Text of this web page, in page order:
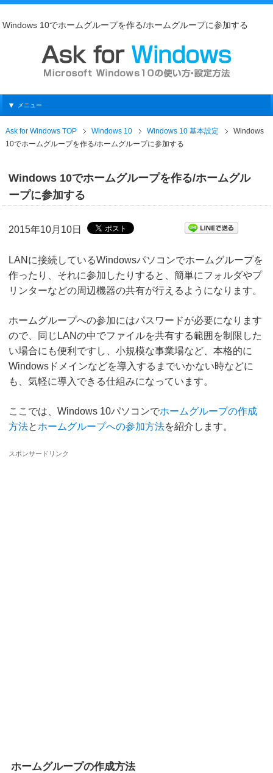
Windows 10でホームグループを作る/ホームグループに参加する
メニュー
Ask for Windows TOP Windows 10 Windows 10 基本設定
Windows
10でホームグループを作る/ホームグループに参加する
Windows 10でホームグループを作る/ホームグル
ープに参加する
2015年10月10日
LANに接続しているWindowsパソコンでホームグループを
作ったり、それに参加したりすると、簡単にフォルダやプ
リンターなどの周辺機器の共有が行えるようになります。
ホームグループへの参加にはパスワードが必要になります
ので、同じLANの中でファイルを共有する範囲を制限した
い場合にも便利ですし、小規模な事業場など、本格的に
Windowsドメインなどを導入するまでいかない時などに
も、気軽に導入できる仕組みになっています。
ここでは、Windows 10パソコンでホームグループの作成
方法とホームグループへの参加方法を紹介します。
スポンサードリンク
ホームグループの作成方法